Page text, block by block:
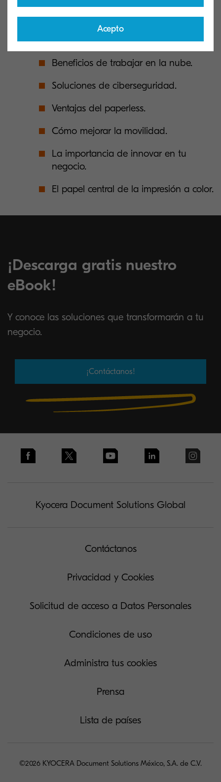
Recomendaciones para mejorar el
trabajo remoto.
Beneficios de trabajar en la nube.
Soluciones de ciberseguridad.
Ventajas del paperless.
Cómo mejorar la movilidad.
La importancia de innovar en tu
negocio.
El papel central de la impresión a color.
¡Descarga gratis nuestro
eBook!
Y conoce las soluciones que transformarán a tu
negocio.
¡Contáctanos!
Kyocera Document Solutions Global
Contáctanos
Privacidad y Cookies
Solicitud de acceso a Datos Personales
Condiciones de uso
Administra tus cookies
Prensa
Lista de países
©2026 KYOCERA Document Solutions México, S.A. de C.V.
Acepto